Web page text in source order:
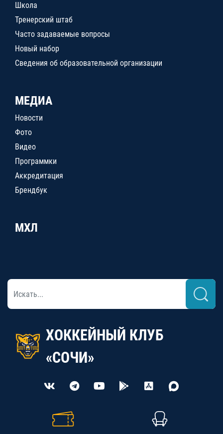
Школа
Тренерский штаб
Часто задаваемые вопросы
Новый набор
Сведения об образовательной организации
МЕДИА
Новости
Фото
Видео
Программки
Аккредитация
Брендбук
МХЛ
ХОККЕЙНЫЙ КЛУБ
«СОЧИ»